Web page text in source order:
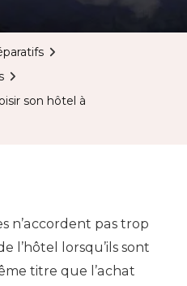
son hôtel à
n’accordent pas trop
l’hôtel lorsqu’ils sont
titre que l’achat